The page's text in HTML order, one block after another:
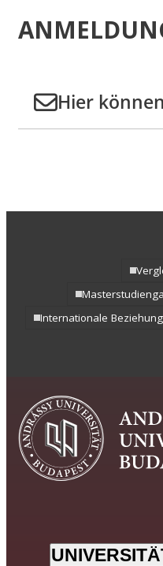
Hier
Internationale